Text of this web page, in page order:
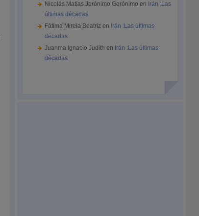
Nicolás Matías Jerónimo Gerónimo en Irán :Las
últimas décadas
Fátima Mireia Beatriz en Irán :Las últimas
décadas
Juanma Ignacio Judith en Irán :Las últimas
décadas